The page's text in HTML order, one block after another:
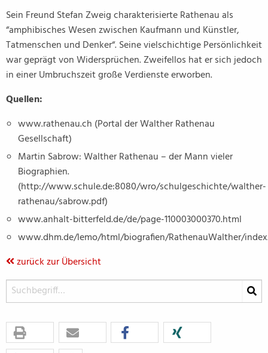
Sein Freund Stefan Zweig charakterisierte Rathenau als
“amphibisches Wesen zwischen Kaufmann und Künstler,
Tatmenschen und Denker“. Seine vielschichtige Persönlichkeit
war geprägt von Widersprüchen. Zweifellos hat er sich jedoch
in einer Umbruchszeit große Verdienste erworben.
Quellen:
www.rathenau.ch (Portal der Walther Rathenau
Gesellschaft)
Martin Sabrow: Walther Rathenau – der Mann vieler
Biographien.
(http://www.schule.de:8080/wro/schulgeschichte/walther-
rathenau/sabrow.pdf)
www.anhalt-bitterfeld.de/de/page-110003000370.html
www.dhm.de/lemo/html/biografien/RathenauWalther/
zurück zur Übersicht